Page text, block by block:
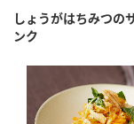
ぽん酢サワー
鍋奉行マニュアル
ミツカンのCM
お
キッ
ミツカン公
しょうがはちみつの
ンク